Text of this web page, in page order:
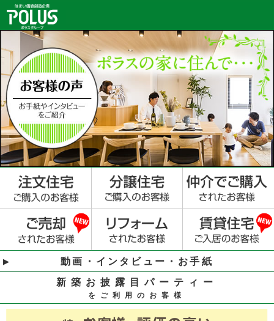
動画・インタビュー・お手紙
新築お披露目パーティー
をご利用のお客様